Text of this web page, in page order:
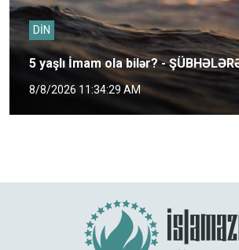
DİN
5 yaşlı İmam ola bilər? -
8/8/2026 11:34:29 AM